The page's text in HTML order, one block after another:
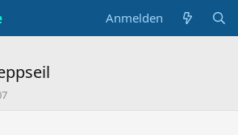
Anmelden